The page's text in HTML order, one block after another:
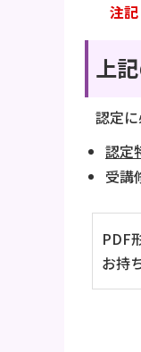
注記
上
認定
認定
受講
PDF
お持